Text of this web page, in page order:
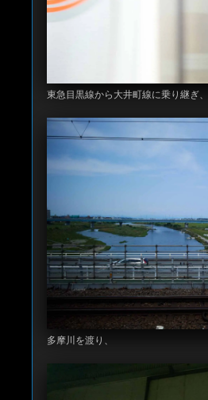
東急目黒線から大井町線に乗り継ぎ、
多摩川を渡り、